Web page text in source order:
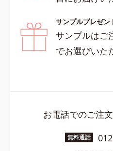
サンプルプレゼン
サンプルはご
でお選びいた
お電話でのご注
無料通話